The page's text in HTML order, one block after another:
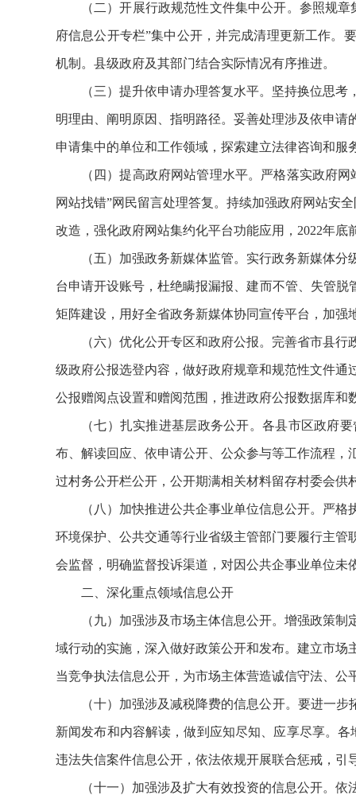
（二）开展行政规范性文件集中公开。参照规
府信息公开专栏”集中公开，并完成清理更新工作。
机制。县级政府及其部门结合实际情况有序推进。
（三）提升依申请办理答复水平。坚持换位思
明理由、阐明原因、指明路径。妥善处理涉及依申
申请集中的单位和工作领域，探索建立法律咨询和服
（四）提高政府网站管理水平。严格落实政府
网站找错”网民留言处理答复。持续加强政府网站安
改造，强化政府网站集约化平台功能应用，2022年
（五）加强政务新媒体监管。实行政务新媒体
台申请开设账号，杜绝瞒报漏报、建而不管、失管
矩阵建设，用好全省政务新媒体协同宣传平台，加
（六）优化公开专区和政府公报。完善省市县
级政府公报选登内容，做好政府规章和规范性文件
公报赠阅点设置和赠阅范围，推进政府公报数据库和
（七）扎实推进基层政务公开。各县市区政府
布、解读回应、依申请公开、公众参与等工作流程
过村务公开栏公开，公开期满相关材料留存村委会供
（八）加快推进公共企事业单位信息公开。严
环境保护、公共交通等行业省级主管部门要履行主
会监督，明确监督投诉渠道，对因公共企事业单位
二、深化重点领域信息公开
（九）加强涉及市场主体信息公开。增强政策
域行动的实施，深入做好政策公开和发布。建立市
当竞争执法信息公开，为市场主体营造诚信守法、公
（十）加强涉及减税降费的信息公开。要进一
新闻发布和内容解读，做到应知尽知、应享尽享。
违法失信案件信息公开，依法依规开展联合惩戒，引
（十一）加强涉及扩大有效投资的信息公开。